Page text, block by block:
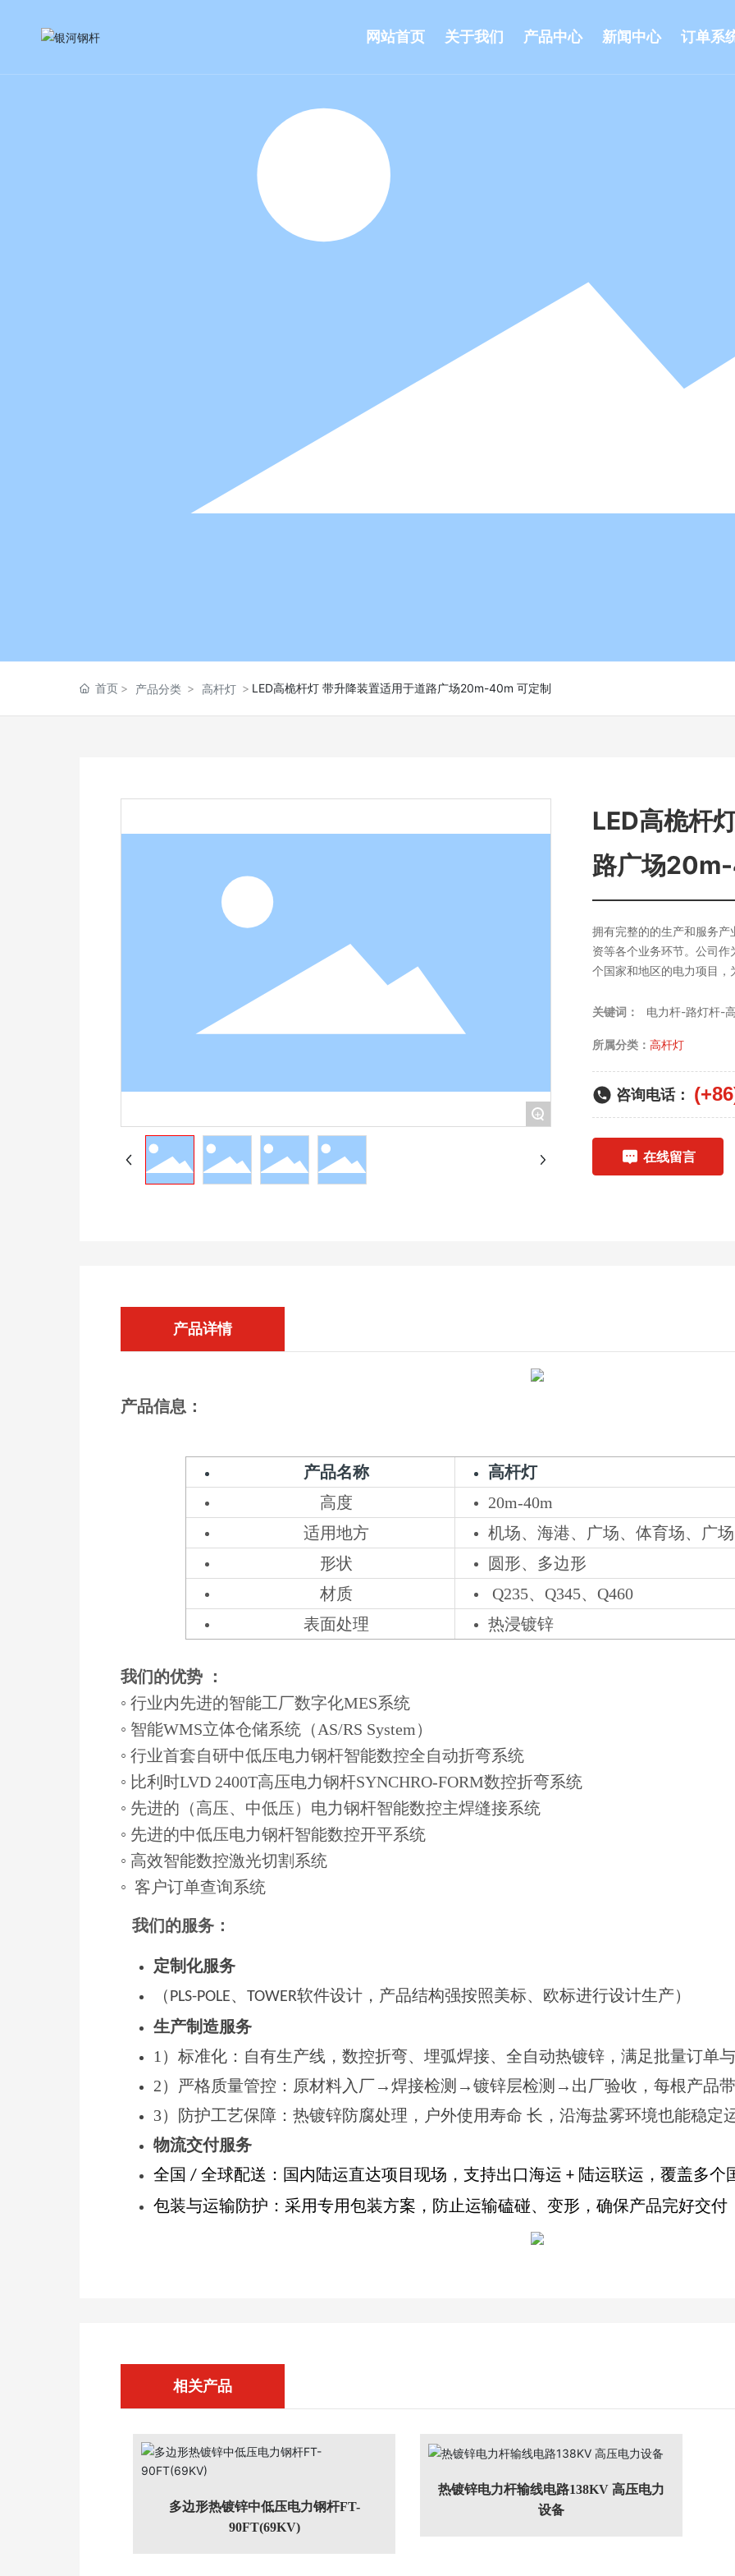
网站首页 关于我们 产品中心 新闻中心 订单系
首页 产品分类 高杆灯 LED高桅杆灯 带升降装置适用于道路广场20m-40m 可定制
+
LED高桅杆
路广场
拥有完整的的生产和服务
资等各个业务环节。公司
个国家和地区的电力项目
关键词： 电力杆-路灯杆-
所属分类： 高杆灯
咨询电话：
在线留言
产品详情
产品信息：
产品名称
高杆灯
高度
20m-40m
适用地方
机场、海港、广场、体育场、广
形状
圆形、多边形
材质
Q235、Q345、Q460
表面处理
热浸镀锌
我们的优势 ：
◦ 行业内先进的智能工厂数字化MES系统
◦ 智能WMS立体仓储系统（AS/RS System）
◦ 行业首套自研中低压电力钢杆智能数控全自动折弯系统
◦ 比利时LVD 2400T高压电力钢杆SYNCHRO-FORM数控折弯系统
◦ 先进的（高压、中低压）电力钢杆智能数控主焊缝接系统
◦ 先进的中低压电力钢杆智能数控开平系统
◦ 高效智能数控激光切割系统
◦ 客户订单查询系统
我们的服务：
定制化服务
（ PLS-POLE、 TOWER软件设计，产品结构强按照美标、欧标进行设计生产）
生产制造服务
1）标准化：自有生产线，数控折弯、埋弧焊接、全自动热镀锌，满足批量订单
2）严格质量管控：原材料入厂→焊接检测→镀锌层检测→出厂验收，每根产品
3）防护工艺保障：热镀锌防腐处理，户外使用寿命 长，沿海盐雾环境也能稳定
物流交付服务
全国 / 全球配送 ：国内陆运直达项目现场，支持出口海运 + 陆运联运，覆盖多个
包装与运输防护 ：采用专用包装方案，防止运输磕碰、变形，确保产品完好交付
相关产品
多边形热镀锌中低压电力钢杆FT-
90FT(69KV)
热镀锌电力杆输线电路138KV 高压电力
设备